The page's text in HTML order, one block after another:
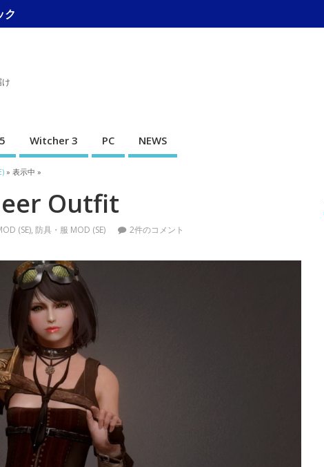
ク
Witcher 3 PC NEWS
» 表示中 »
Outfit
(SE), 防具・服 MOD (SE) 2件のコメント